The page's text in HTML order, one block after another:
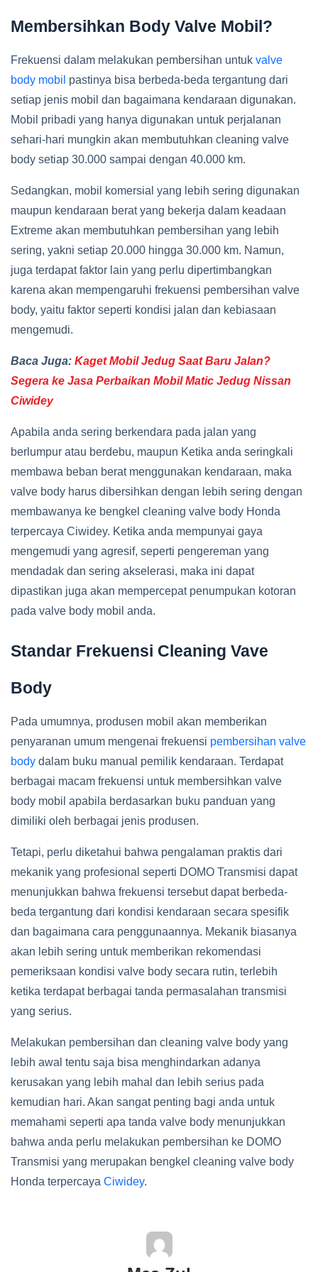
Membersihkan Body Valve Mobil?
Frekuensi dalam melakukan pembersihan untuk valve
body mobil pastinya bisa berbeda-beda tergantung dari
setiap jenis mobil dan bagaimana kendaraan digunakan.
Mobil pribadi yang hanya digunakan untuk perjalanan
sehari-hari mungkin akan membutuhkan cleaning valve
body setiap 30.000 sampai dengan 40.000 km.
Sedangkan, mobil komersial yang lebih sering digunakan
maupun kendaraan berat yang bekerja dalam keadaan
Extreme akan membutuhkan pembersihan yang lebih
sering, yakni setiap 20.000 hingga 30.000 km. Namun,
juga terdapat faktor lain yang perlu dipertimbangkan
karena akan mempengaruhi frekuensi pembersihan valve
body, yaitu faktor seperti kondisi jalan dan kebiasaan
mengemudi.
Baca Juga: Kaget Mobil Jedug Saat Baru Jalan?
Segera ke Jasa Perbaikan Mobil Matic Jedug Nissan
Ciwidey
Apabila anda sering berkendara pada jalan yang
berlumpur atau berdebu, maupun Ketika anda seringkali
membawa beban berat menggunakan kendaraan, maka
valve body harus dibersihkan dengan lebih sering dengan
membawanya ke bengkel cleaning valve body Honda
terpercaya Ciwidey. Ketika anda mempunyai gaya
mengemudi yang agresif, seperti pengereman yang
mendadak dan sering akselerasi, maka ini dapat
dipastikan juga akan mempercepat penumpukan kotoran
pada valve body mobil anda.
Standar Frekuensi Cleaning Vave
Body
Pada umumnya, produsen mobil akan memberikan
penyaranan umum mengenai frekuensi pembersihan valve
body dalam buku manual pemilik kendaraan. Terdapat
berbagai macam frekuensi untuk membersihkan valve
body mobil apabila berdasarkan buku panduan yang
dimiliki oleh berbagai jenis produsen.
Tetapi, perlu diketahui bahwa pengalaman praktis dari
mekanik yang profesional seperti DOMO Transmisi dapat
menunjukkan bahwa frekuensi tersebut dapat berbeda-
beda tergantung dari kondisi kendaraan secara spesifik
dan bagaimana cara penggunaannya. Mekanik biasanya
akan lebih sering untuk memberikan rekomendasi
pemeriksaan kondisi valve body secara rutin, terlebih
ketika terdapat berbagai tanda permasalahan transmisi
yang serius.
Melakukan pembersihan dan cleaning valve body yang
lebih awal tentu saja bisa menghindarkan adanya
kerusakan yang lebih mahal dan lebih serius pada
kemudian hari. Akan sangat penting bagi anda untuk
memahami seperti apa tanda valve body menunjukkan
bahwa anda perlu melakukan pembersihan ke DOMO
Transmisi yang merupakan bengkel cleaning valve body
Honda terpercaya Ciwidey.